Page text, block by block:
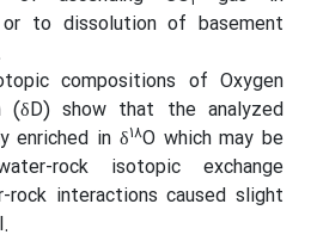
or to dissolution of basement
compositions of Oxygen
(δD) show that the analyzed
enriched in δ18O which may be
rock isotopic exchange
interactions caused slight